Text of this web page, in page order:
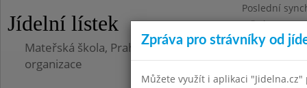
Jídelní lístek
Poslední
Středa
Mateřská škola, Praha 5 - Barrandov, Lohniského
organizace
Zpráva pro strávníky od
Můžete využít i aplikaci